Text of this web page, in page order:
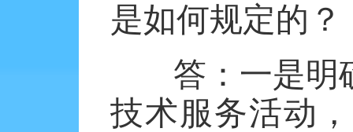
是如何规定的？
答：一是明
技术服务活动，